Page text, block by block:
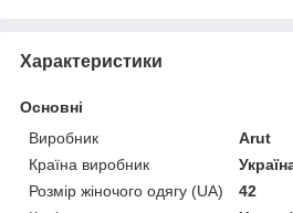
Характеристики
Основні
Виробник
Arut
Країна виробник
Розмір жіночого одягу (UA)
42